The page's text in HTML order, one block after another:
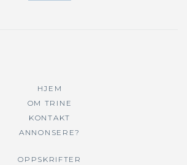
HJEM
OM TRINE
KONTAKT
ANNONSERE?
OPPSKRIFTER